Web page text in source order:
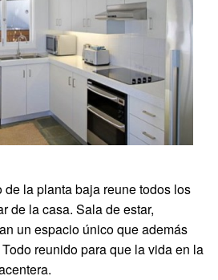
la planta baja reune todos los
de la casa. Sala de estar,
un espacio único que además
reunido para que la vida en la